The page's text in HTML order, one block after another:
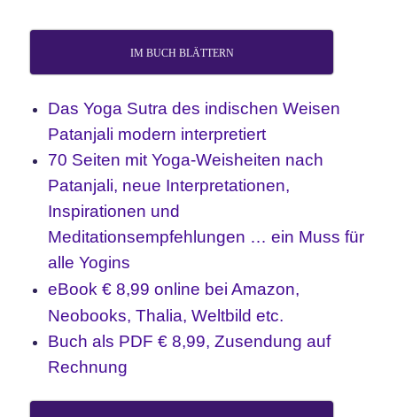
IM BUCH BLÄTTERN
Das Yoga Sutra des indischen Weisen
Patanjali modern interpretiert
70 Seiten mit Yoga-Weisheiten nach
Patanjali, neue Interpretationen,
Inspirationen und
Meditationsempfehlungen … ein Muss für
alle Yogins
eBook € 8,99 online bei Amazon,
Neobooks, Thalia, Weltbild etc.
Buch als PDF € 8,99, Zusendung auf
Rechnung